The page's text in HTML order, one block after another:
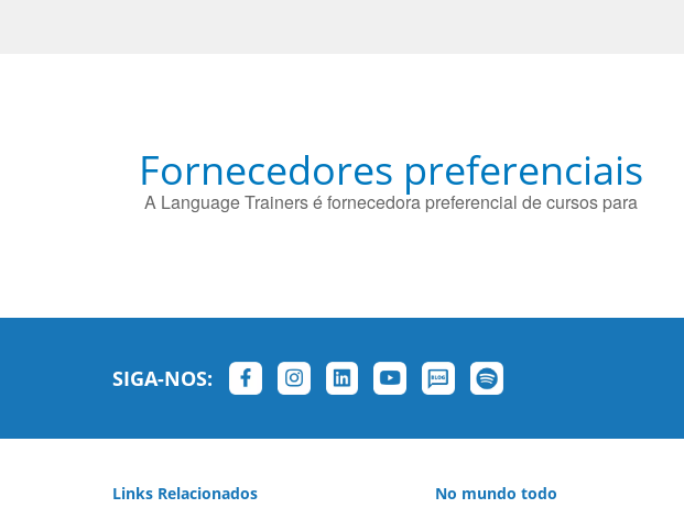
Fornecedores preferenciais
A Language Trainers é fornecedora preferencial de cursos para
SIGA-NOS:
Links Relacionados
No mundo todo